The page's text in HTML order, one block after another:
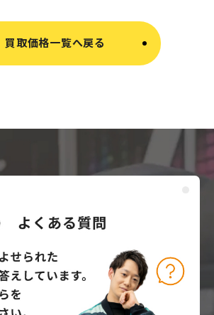
買取価格一覧へ戻る